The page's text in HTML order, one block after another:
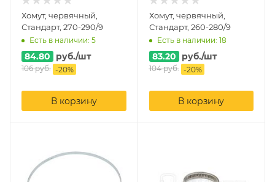
Хомут, червячный,
Стандарт, 270-290/9
Есть в наличии: 5
84.80 руб./шт
106руб. -20%
В корзину
Хомут, червячный,
Стандарт, 260-280/9
Есть в наличии: 18
83.20 руб./шт
104руб. -20%
В корзину